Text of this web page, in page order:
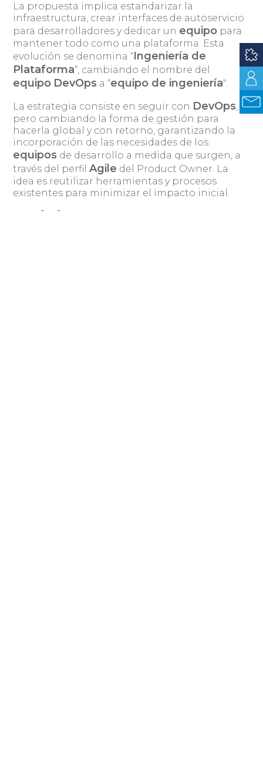
La propuesta implica estandarizar la
infraestructura, crear interfaces de autoservicio
para desarrolladores y dedicar un equipo para
mantener todo como una plataforma. Esta
evolución se denomina “Ingeniería de
Plataforma“, cambiando el nombre del
equipo DevOps a “equipo de ingeniería“.
La estrategia consiste en seguir con DevOps,
pero cambiando la forma de gestión para
hacerla global y con retorno, garantizando la
incorporación de las necesidades de los
equipos de desarrollo a medida que surgen, a
través del perfilAgile del Product Owner. La
idea es reutilizar herramientas y procesos
existentes para minimizar el impacto inicial.
Conclusiones